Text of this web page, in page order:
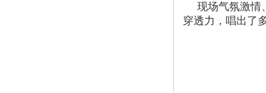
现场气氛激情
穿透力，唱出了